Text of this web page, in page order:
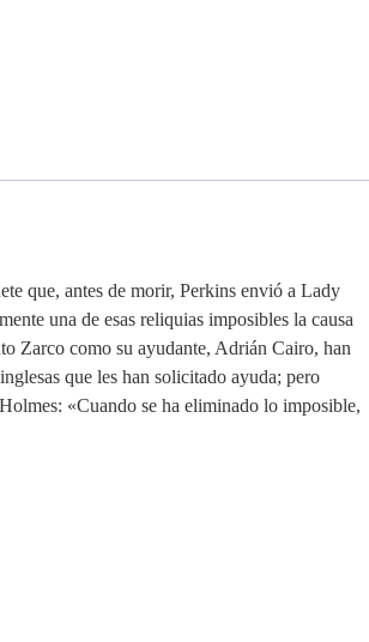
que, antes de morir, Perkins envió a Lady
una de esas reliquias imposibles la causa
Zarco como su ayudante, Adrián Cairo, han
que les han solicitado ayuda; pero
«Cuando se ha eliminado lo imposible,